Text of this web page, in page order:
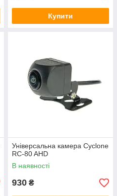
Купити
Універсальна камера Cyclone
RC-80 AHD
В наявності
930 ₴